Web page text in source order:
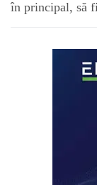
în principal, să